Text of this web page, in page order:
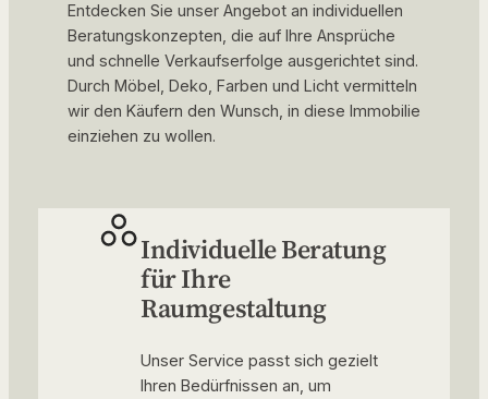
Entdecken Sie unser Angebot an individuellen
Beratungskonzepten, die auf Ihre Ansprüche
und schnelle Verkaufserfolge ausgerichtet sind.
Durch Möbel, Deko, Farben und Licht vermitteln
wir den Käufern den Wunsch, in diese Immobilie
einziehen zu wollen.
Individuelle Beratung
für Ihre
Raumgestaltung
Unser Service passt sich gezielt
Ihren Bedürfnissen an, um